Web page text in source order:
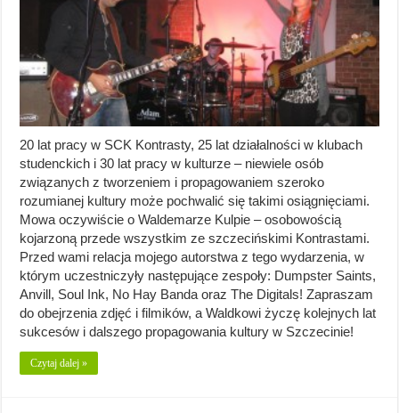
20 lat pracy w SCK Kontrasty, 25 lat działalności w klubach
studenckich i 30 lat pracy w kulturze – niewiele osób
związanych z tworzeniem i propagowaniem szeroko
rozumianej kultury może pochwalić się takimi osiągnięciami.
Mowa oczywiście o Waldemarze Kulpie – osobowością
kojarzoną przede wszystkim ze szczecińskimi Kontrastami.
Przed wami relacja mojego autorstwa z tego wydarzenia, w
którym uczestniczyły następujące zespoły: Dumpster Saints,
Anvill, Soul Ink, No Hay Banda oraz The Digitals! Zapraszam
do obejrzenia zdjęć i filmików, a Waldkowi życzę kolejnych lat
sukcesów i dalszego propagowania kultury w Szczecinie!
Czytaj dalej »